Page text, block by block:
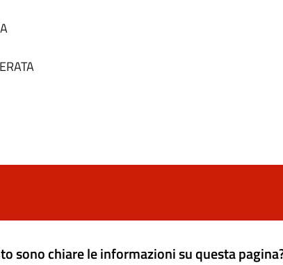
sono chiare le informazioni su questa